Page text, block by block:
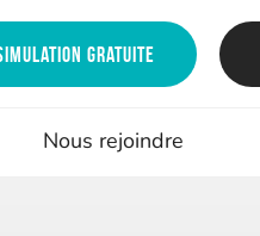
gratuite
Nous rejoindre